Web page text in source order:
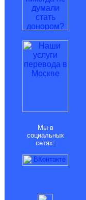
Мы в
социальных
сетях: